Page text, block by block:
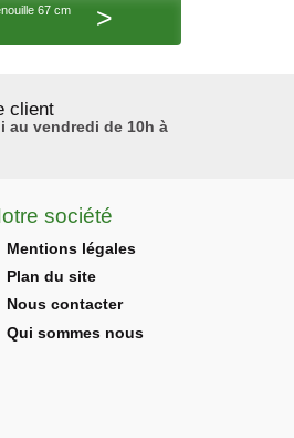
67 cm
>
client
au vendredi de 10h à
société
Mentions légales
Plan du site
Nous contacter
Qui sommes nous